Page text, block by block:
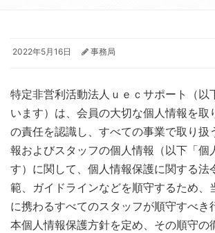
2022年5月16日 事務局
特定非営利活動法人ｕｅｃサポート（以
います）は、会員の大切な個人情報を取
の責任を認識し、すべての事業で取り扱
報およびスタッフの個人情報（以下「個
す）に関して、個人情報保護に関する法
範、ガイドラインなどを順守するため、
に携わるすべてのスタッフが順守すべき
本個人情報保護方針を定め、その順守の